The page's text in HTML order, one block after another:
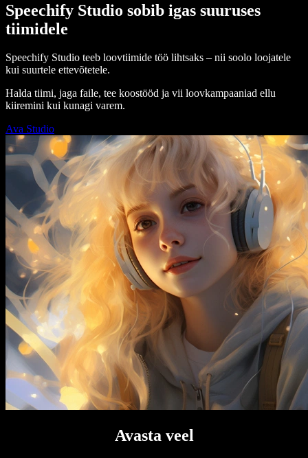
Speechify Studio sobib igas suuruses
tiimidele
Speechify Studio teeb loovtiimide töö lihtsaks – nii soolo loojatele
kui suurtele ettevõtetele.
Halda tiimi, jaga faile, tee koostööd ja vii loovkampaaniad ellu
kiiremini kui kunagi varem.
Ava Studio
Avasta veel